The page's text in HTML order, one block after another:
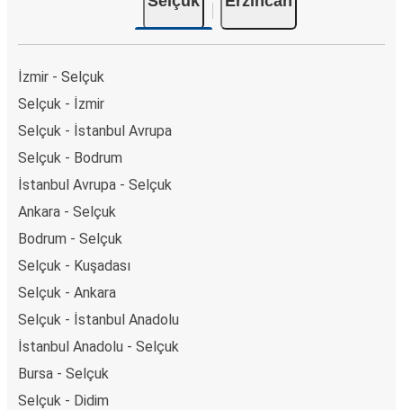
İzmir - Selçuk
Selçuk - İzmir
Selçuk - İstanbul Avrupa
Selçuk - Bodrum
İstanbul Avrupa - Selçuk
Ankara - Selçuk
Bodrum - Selçuk
Selçuk - Kuşadası
Selçuk - Ankara
Selçuk - İstanbul Anadolu
İstanbul Anadolu - Selçuk
Bursa - Selçuk
Selçuk - Didim